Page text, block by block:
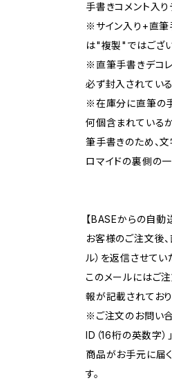
手書きコメント入り
※サイン入り+直筆
は"複製"ではござい
※直筆手書きデコレ
必ず封入されてい
※在庫分に直筆の
何個含まれている
筆手書きのため、
ロマイドの裏側の
【BASEからの自動
お客様のご注文後
ル）を返信させてい
このメールにはご
報が記載されてお
※ご注文のお問い合
ID（16桁の英数字）
商品がお手元に届
す。